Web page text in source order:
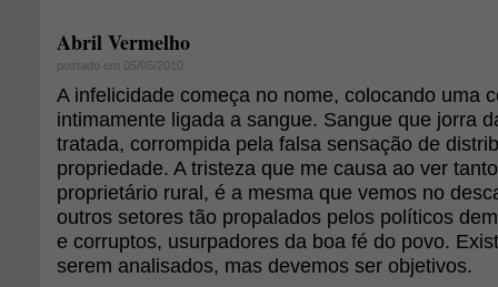
Abril Vermelho
postado em 05/05/2010
A infelicidade começa no nome, colocando uma
intimamente ligada a sangue. Sangue que jorra
tratada, corrompida pela falsa sensação de
propriedade. A tristeza que me causa ao ver
proprietário rural, é a mesma que vemos no
outros setores tão propalados pelos políticos
e corruptos, usurpadores da boa fé do povo.
serem analisados, mas devemos ser objetivos.